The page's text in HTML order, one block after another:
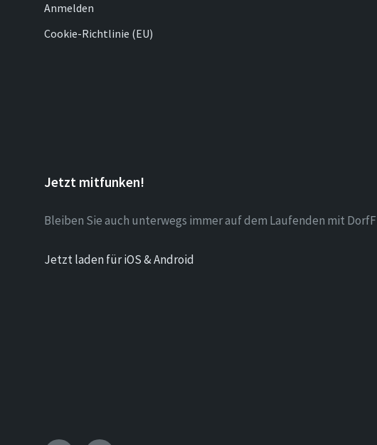
Anmelden
Cookie-Richtlinie (EU)
Jetzt mitfunken!
Bleiben Sie auch unterwegs immer auf dem Laufenden mit
Jetzt laden für iOS & Android